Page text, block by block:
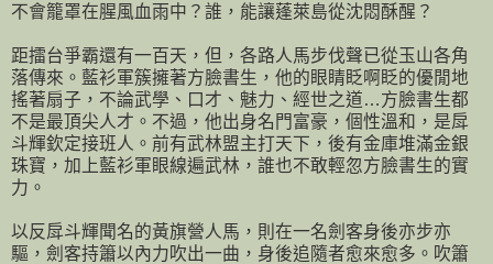
不會籠罩在腥風血雨中？誰，能讓蓬萊島從沈悶酥醒？
距擂台爭霸還有一百天，但，各路人馬步伐聲已從玉山各角
落傳來。藍衫軍簇擁著方臉書生，他的眼睛眨啊眨的優閒地
搖著扇子，不論武學、口才、魅力、經世之道…方臉書生都
不是最頂尖人才。不過，他出身名門富豪，個性溫和，是戽
斗輝欽定接班人。前有武林盟主打天下，後有金庫堆滿金銀
珠寶，加上藍衫軍眼線遍武林，誰也不敢輕忽方臉書生的實
力。
以反戽斗輝聞名的黃旗營人馬，則在一名劍客身後亦步亦
驅，劍客持簫以內力吹出一曲，身後追隨者愈來愈多。吹簫